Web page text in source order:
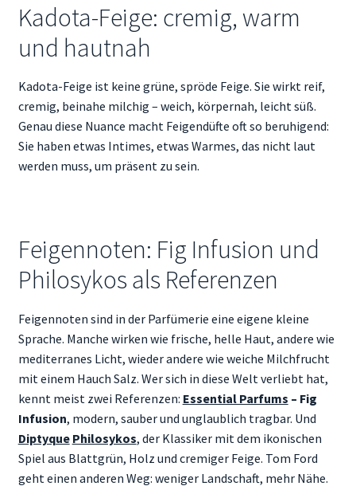
Kadota-Feige: cremig, warm
und hautnah
Kadota-Feige ist keine grüne, spröde Feige. Sie wirkt reif,
cremig, beinahe milchig – weich, körpernah, leicht süß.
Genau diese Nuance macht Feigendüfte oft so beruhigend:
Sie haben etwas Intimes, etwas Warmes, das nicht laut
werden muss, um präsent zu sein.
Feigennoten: Fig Infusion und
Philosykos als Referenzen
Feigennoten sind in der Parfümerie eine eigene kleine
Sprache. Manche wirken wie frische, helle Haut, andere wie
mediterranes Licht, wieder andere wie weiche Milchfrucht
mit einem Hauch Salz. Wer sich in diese Welt verliebt hat,
kennt meist zwei Referenzen: Essential Parfums – Fig
Infusion, modern, sauber und unglaublich tragbar. Und
Diptyque Philosykos, der Klassiker mit dem ikonischen
Spiel aus Blattgrün, Holz und cremiger Feige. Tom Ford
geht einen anderen Weg: weniger Landschaft, mehr Nähe.